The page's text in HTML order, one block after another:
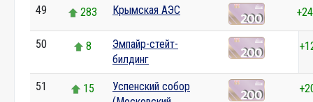
49 283 Крымская АЭС
50 8
Эмпайр-стейт-
билдинг
51 15
Успенский собор